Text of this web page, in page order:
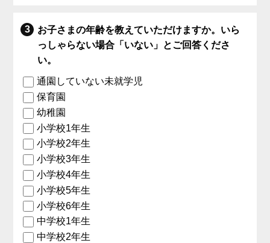
お子さまの年齢を教えていただけますか。いら
っしゃらない場合「いない」とご回答くださ
い。
通園していない未就学児
保育園
幼稚園
小学校1年生
小学校2年生
小学校3年生
小学校4年生
小学校5年生
小学校6年生
中学校1年生
中学校2年生